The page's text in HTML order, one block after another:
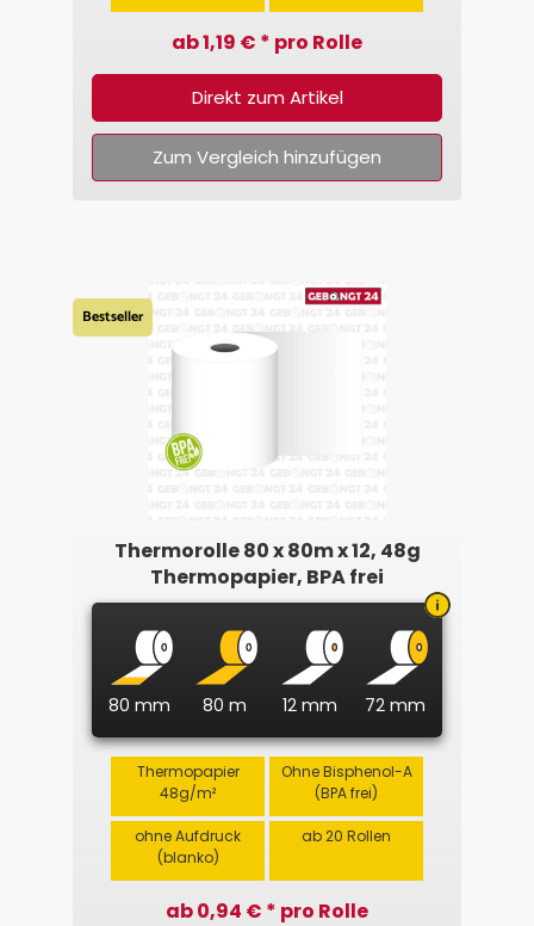
ab 1,19 € * pro Rolle
Direkt zum Artikel
Zum Vergleich hinzufügen
Bestseller
Thermorolle 80 x 80m x 12, 48g
Thermopapier, BPA frei
80 mm 80 m 12 mm 72 mm
Thermopapier
48g/m²
Ohne Bisphenol-A
(BPA frei)
ohne Aufdruck
(blanko)
ab 20 Rollen
ab 0,94 € * pro Rolle